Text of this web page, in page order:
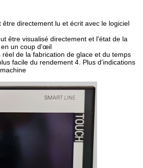
directement lu et écrit avec le logiciel
être visualisé directement et l'état de la
en un coup d'œil
réel de la fabrication de glace et du temps
facile du rendement 4. Plus d'indications